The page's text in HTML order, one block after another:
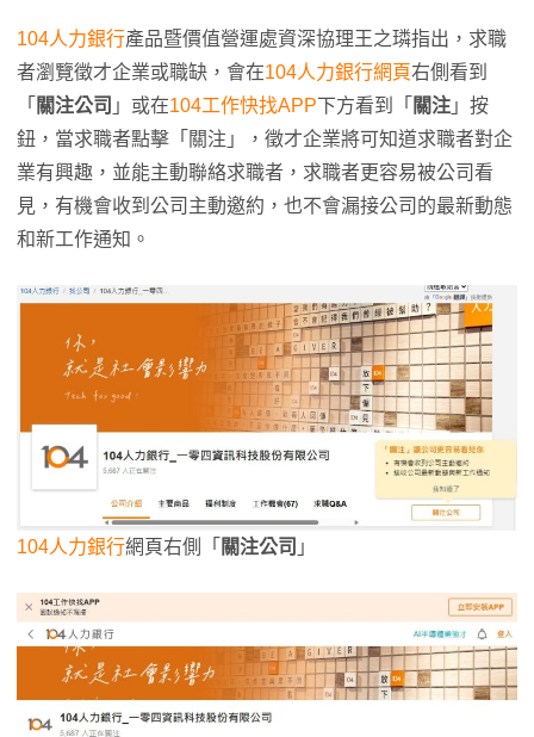
104人力銀行產品暨價值營運處資深協理王之璘指出，求職
者瀏覽徵才企業或職缺，會在104人力銀行網頁右側看到
「 關注公司 」或在104工作快找APP下方看到「 關注 」按
鈕，當求職者點擊「關注」，徵才企業將可知道求職者對企
業有興趣，並能主動聯絡求職者，求職者更容易被公司看
見，有機會收到公司主動邀約，也不會漏接公司的最新動態
和新工作通知。
104人力銀行網頁右側「 關注公司 」